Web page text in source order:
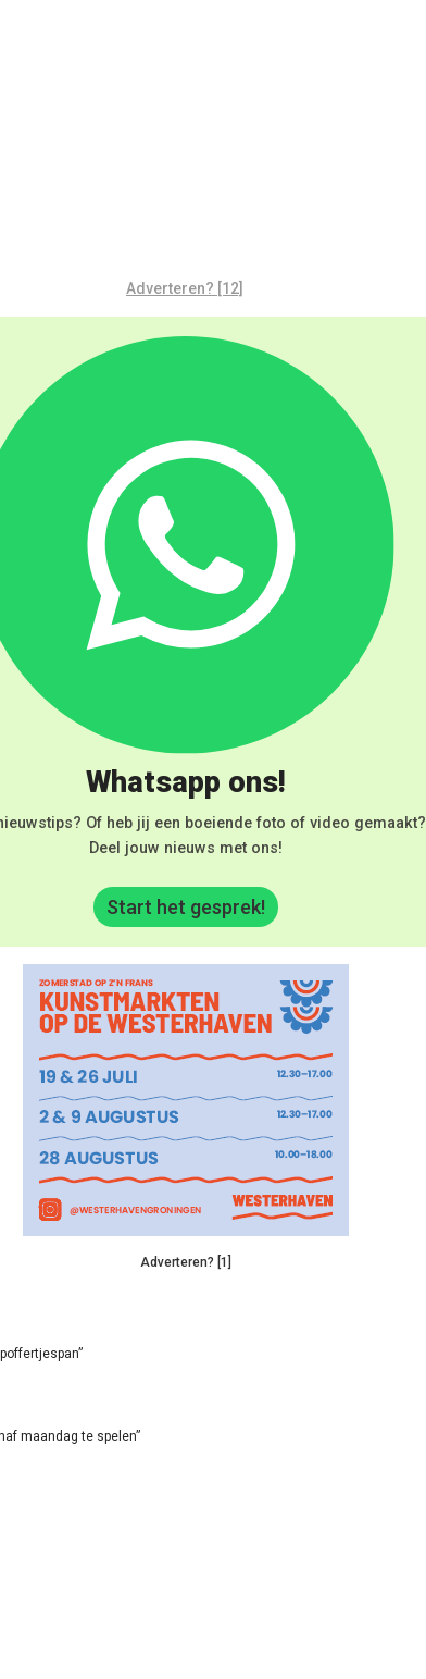
Adverteren? [12]
Whatsapp ons!
Of heb jij een boeiende foto of video gemaakt?
Deel jouw nieuws met ons!
Start het gesprek!
Adverteren? [1]
maandag te spelen”